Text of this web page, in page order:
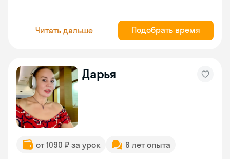
Читать дальше Подобрать время
Дарья
от 1090 ₽ за урок 6 лет опыта